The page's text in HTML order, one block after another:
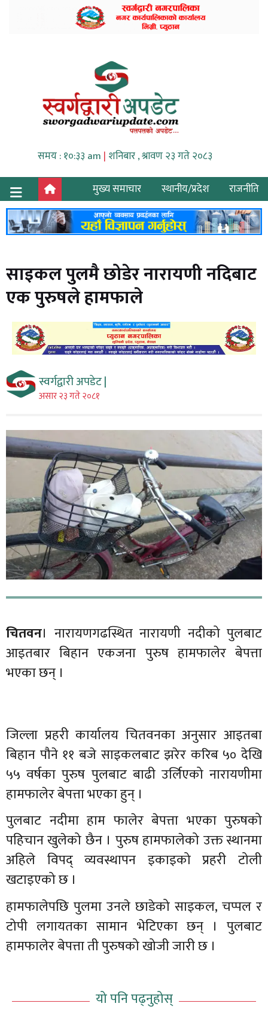
समय : १०:३३ am | शनिबार , श्रावण २३ गते २०८३
मुख्य समाचार
स्थानीय/प्रदेश राजनीति
साइकल पुलमै छोडेर नारायणी नदिबाट
एक पुरुषले हामफाले
स्वर्गद्वारी अपडेट |
असार २३ गते २०८१
चितवन। नारायणगढस्थित नारायणी नदीको पुलबाट
आइतबार बिहान एकजना पुरुष हामफालेर बेपत्ता
भएका छन् ।
जिल्ला प्रहरी कार्यालय चितवनका अनुसार आइतबा
बिहान पौने ११ बजे साइकलबाट झरेर करिब ५० देखि
५५ वर्षका पुरुष पुलबाट बाढी उर्लिएको नारायणीमा
हामफालेर बेपत्ता भएका हुन् ।
पुलबाट नदीमा हाम फालेर बेपत्ता भएका पुरुषको
पहिचान खुलेको छैन । पुरुष हामफालेको उक्त स्थानमा
अहिले विपद् व्यवस्थापन इकाइको प्रहरी टोली
खटाइएको छ ।
हामफालेपछि पुलमा उनले छाडेको साइकल, चप्पल र
टोपी लगायतका सामान भेटिएका छन् । पुलबाट
हामफालेर बेपत्ता ती पुरुषको खोजी जारी छ ।
यो पनि पढ्नुहोस्